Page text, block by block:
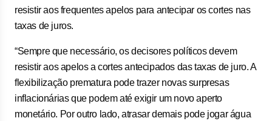
resistir aos frequentes apelos para antecipar os cortes nas
taxas de juros.
“Sempre que necessário, os decisores políticos devem
resistir aos apelos a cortes antecipados das taxas de juro. A
flexibilização prematura pode trazer novas surpresas
inflacionárias que podem até exigir um novo aperto
monetário. Por outro lado, atrasar demais pode jogar água